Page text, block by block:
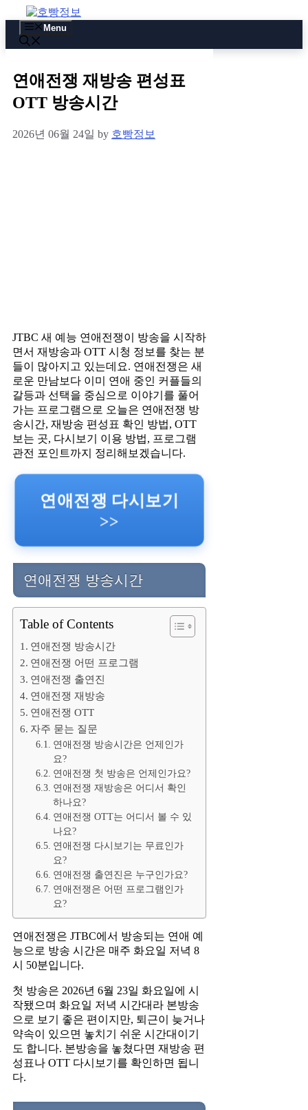
to
content
Menu
연애전쟁 재방송 편성표
OTT 방송시간
2026년 06월 24일 by 호빵정보
JTBC 새 예능 연애전쟁이 방송을 시작하
면서 재방송과 OTT 시청 정보를 찾는 분
들이 많아지고 있는데요. 연애전쟁은 새
로운 만남보다 이미 연애 중인 커플들의
갈등과 선택을 중심으로 이야기를 풀어
가는 프로그램으로 오늘은 연애전쟁 방
송시간, 재방송 편성표 확인 방법, OTT
보는 곳, 다시보기 이용 방법, 프로그램
관전 포인트까지 정리해보겠습니다.
연애전쟁 다시보기
>>
연애전쟁 방송시간
Table of Contents
연애전쟁 방송시간
연애전쟁 어떤 프로그램
연애전쟁 출연진
연애전쟁 재방송
연애전쟁 OTT
자주 묻는 질문
연애전쟁 방송시간은 언제인가
요?
연애전쟁 첫 방송은 언제인가요?
연애전쟁 재방송은 어디서 확인
하나요?
연애전쟁 OTT는 어디서 볼 수 있
나요?
연애전쟁 다시보기는 무료인가
요?
연애전쟁 출연진은 누구인가요?
연애전쟁은 어떤 프로그램인가
요?
연애전쟁은 JTBC에서 방송되는 연애 예
능으로 방송 시간은 매주 화요일 저녁 8
시 50분입니다.
첫 방송은 2026년 6월 23일 화요일에 시
작됐으며 화요일 저녁 시간대라 본방송
으로 보기 좋은 편이지만, 퇴근이 늦거나
약속이 있으면 놓치기 쉬운 시간대이기
도 합니다. 본방송을 놓쳤다면 재방송 편
성표나 OTT 다시보기를 확인하면 됩니
다.